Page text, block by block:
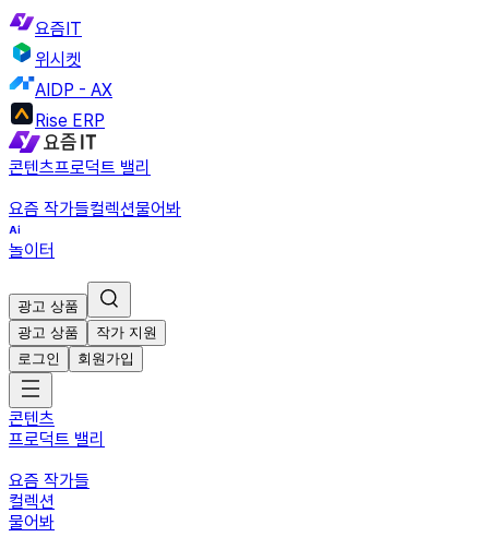
요즘IT
위시켓
AIDP - AX
Rise ERP
콘텐츠프로덕트 밸리
요즘 작가들컬렉션물어봐
놀이터
광고 상품
광고 상품
작가 지원
로그인
회원가입
콘텐츠
프로덕트 밸리
요즘 작가들
컬렉션
물어봐